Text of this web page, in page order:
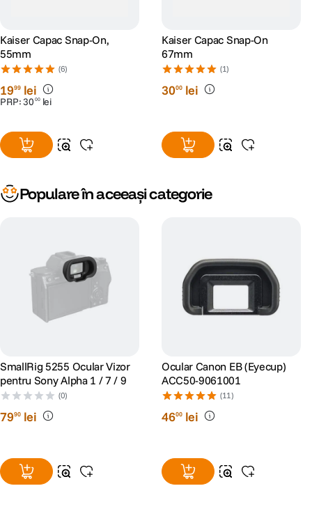
Kaiser Capac Snap-On,
55mm
(6)
1999 lei
PRP:30 00 lei
Kaiser Capac Snap-On
67mm
(1)
3000 lei
Populare în aceeași categorie
SmallRig 5255 Ocular Vizor
pentru Sony Alpha 1 / 7 / 9
(0)
7990 lei
Ocular Canon EB (Eyecup)
ACC50-9061001
(11)
4600 lei